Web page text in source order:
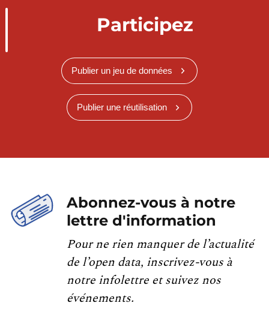
Participez
Publier un jeu de données
Publier une réutilisation
Abonnez-vous à notre
lettre d'information
Pour ne rien manquer de l’actualité
de l’open data, inscrivez-vous à
notre infolettre et suivez nos
événements.